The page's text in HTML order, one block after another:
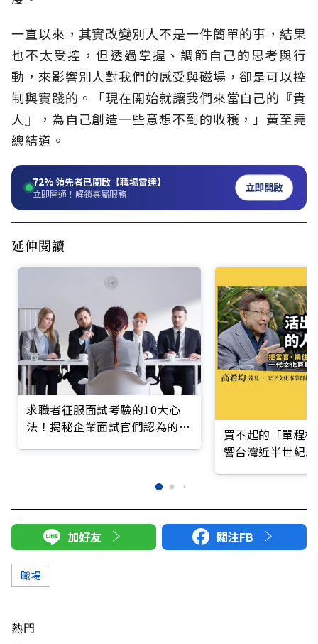
一直以來，其實改變別人不是一件簡單的事，結果
也不太受控，但透過掌握、調節自己的思考與行
動，來影響別人對我們的感受與磁場，卻是可以控
制與實踐的。「現在開始就讓我們來當自己的『貴
人』，為自己創造一些意想不到的收穫，」黃至堯
總結道。
72%領先者已開啟【職場雷達】
立即開通！解鎖專屬服務 立即開啟
延伸閱讀
求職者征服面試考驗的10大心
法！揭秘企業面試官們認為的
買不起的「單程
響台灣近半世紀
加好友 關注FB
職場
熱門